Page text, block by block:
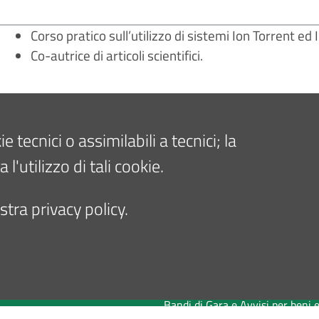
Corso pratico sull’utilizzo di sistemi Ion Torrent
Co-autrice di articoli scientifici.
Bandi di Gara e Avvisi per beni
tecnici o assimilabili a tecnici; la
l'utilizzo di tali cookie.
privacy policy.